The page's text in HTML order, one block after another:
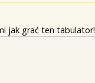
jak grać ten tabulator!